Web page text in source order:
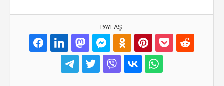
PAYLAŞ: